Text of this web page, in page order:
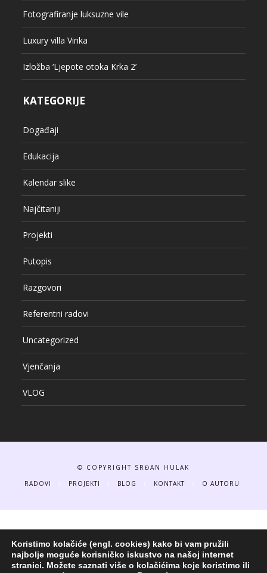
Fotografiranje luksuzne vile
Luxury villa Vinka
Izložba ‘Ljepote otoka Krka 2’
KATEGORIJE
Događaji
Edukacija
Kalendar slike
Najčitaniji
Projekti
Putopis
Razgovori
Referentni radovi
Uncategorized
Vjenčanja
VLOG
© COPYRIGHT SRĐAN HULAK
RADOVI
PROJEKTI BLOG KONTAKT O AUTORU
Koristimo kolačiće (engl. cookies) kako bi vam pružili
najbolje moguće korisničko iskustvo na našoj internet
stranici. Možete saznati više o kolačićima koje koristimo ili